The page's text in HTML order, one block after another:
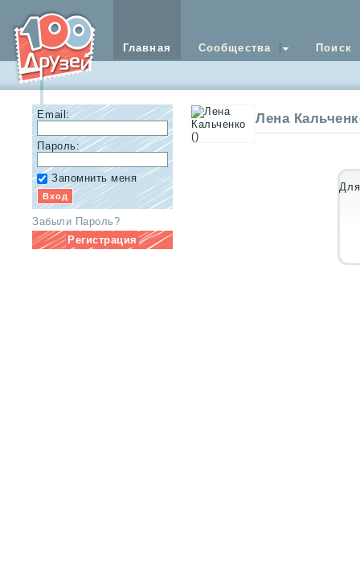
Главная Сообщества Поиск
Лена
Email:
Пароль:
Запомнить меня
Забыли Пароль?
Регистрация